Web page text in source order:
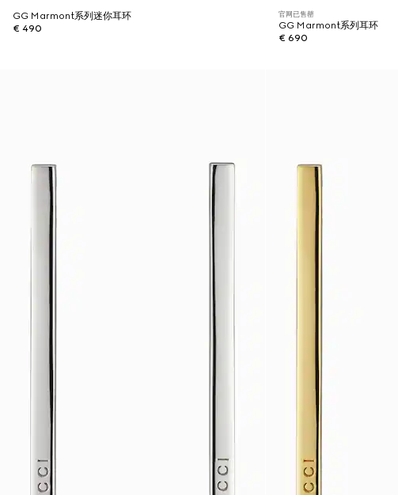
GG Marmont系列迷你耳环
€ 490
官网已售罄
GG Marmont系列耳环
€ 690